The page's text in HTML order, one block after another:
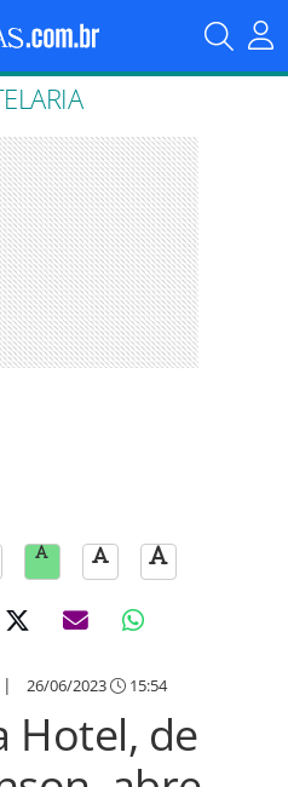
26/06/2023 15:54
Hotel, de